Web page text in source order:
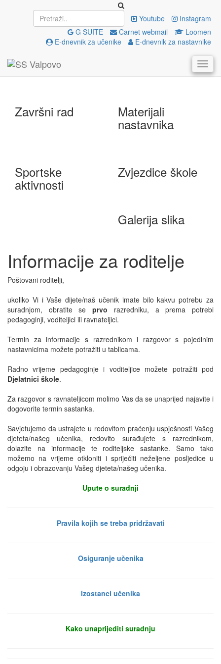
Youtube
Instagram
G SUITE
Carnet webmail
Loomen
E-dnevnik za učenike
E-dnevnik za nastavnike
Upisi EU projekti
e-Škole Državna matura
Završni rad Materijali
nastavnika
Sportske
aktivnosti
Zvjezdice škole
Galerija slika
Informacije za roditelje
Poštovani roditelji,
ukoliko Vi i Vaše dijete/naš učenik imate bilo kakvu potrebu za
suradnjom, obratite seprvo razredniku, a prema potrebi
pedagoginji, voditeljici ili ravnateljici.
Termin za informacije s razrednikom i razgovor s pojedinim
nastavnicima možete potražiti u tablicama.
Radno vrijeme pedagoginje i voditeljice možete potražiti pod
Djelatnici škole.
Za razgovor s ravnateljicom molimo Vas da se unaprijed najavite i
dogovorite termin sastanka.
Savjetujemo da ustrajete u redovitom praćenju uspješnosti Vašeg
djeteta/našeg učenika, redovito surađujete s razrednikom,
dolazite na informacije te roditeljske sastanke. Samo tako
možemo na vrijeme otkloniti i spriječiti neželjene posljedice u
odgoju i obrazovanju Vašeg djeteta/našeg učenika.
Upute o suradnji
Pravila kojih se treba pridržavati
Osiguranje učenika
Izostanci učenika
Kako unaprijediti suradnju